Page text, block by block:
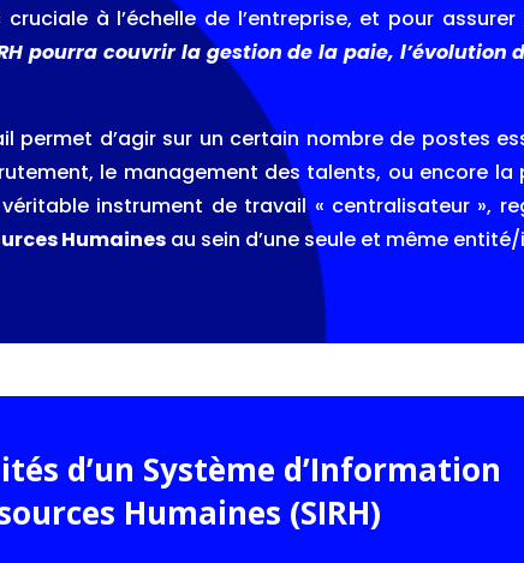
à l’échelle de l’entreprise, et pour
pourra couvrir la gestion de la paie, l’évolution
permet d’agir sur un certain nombre de postes
le management des talents, ou encore
instrument de travail « centralisateur »,
Humaines au sein d’une seule et même
d’un Système d’Information
Humaines (SIRH)